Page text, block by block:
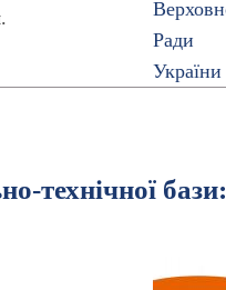
технічної бази: